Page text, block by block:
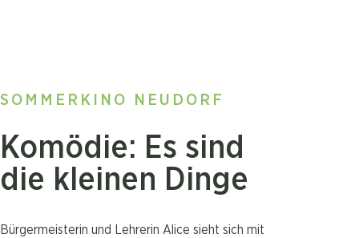
SOMMERKINO NEUDORF
Komödie: Es sind
die kleinen Dinge
Bürgermeisterin und Lehrerin Alice sieht sich mit